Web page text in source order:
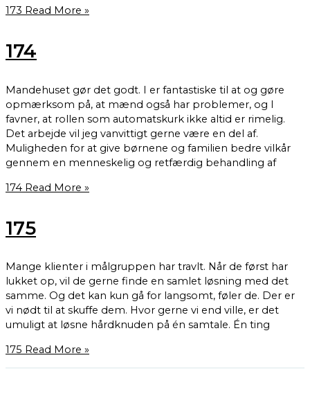
173 Read More »
174
Mandehuset gør det godt. I er fantastiske til at og gøre
opmærksom på, at mænd også har problemer, og I
favner, at rollen som automatskurk ikke altid er rimelig.
Det arbejde vil jeg vanvittigt gerne være en del af.
Muligheden for at give børnene og familien bedre vilkår
gennem en menneskelig og retfærdig behandling af
174 Read More »
175
Mange klienter i målgruppen har travlt. Når de først har
lukket op, vil de gerne finde en samlet løsning med det
samme. Og det kan kun gå for langsomt, føler de. Der er
vi nødt til at skuffe dem. Hvor gerne vi end ville, er det
umuligt at løsne hårdknuden på én samtale. Én ting
175 Read More »